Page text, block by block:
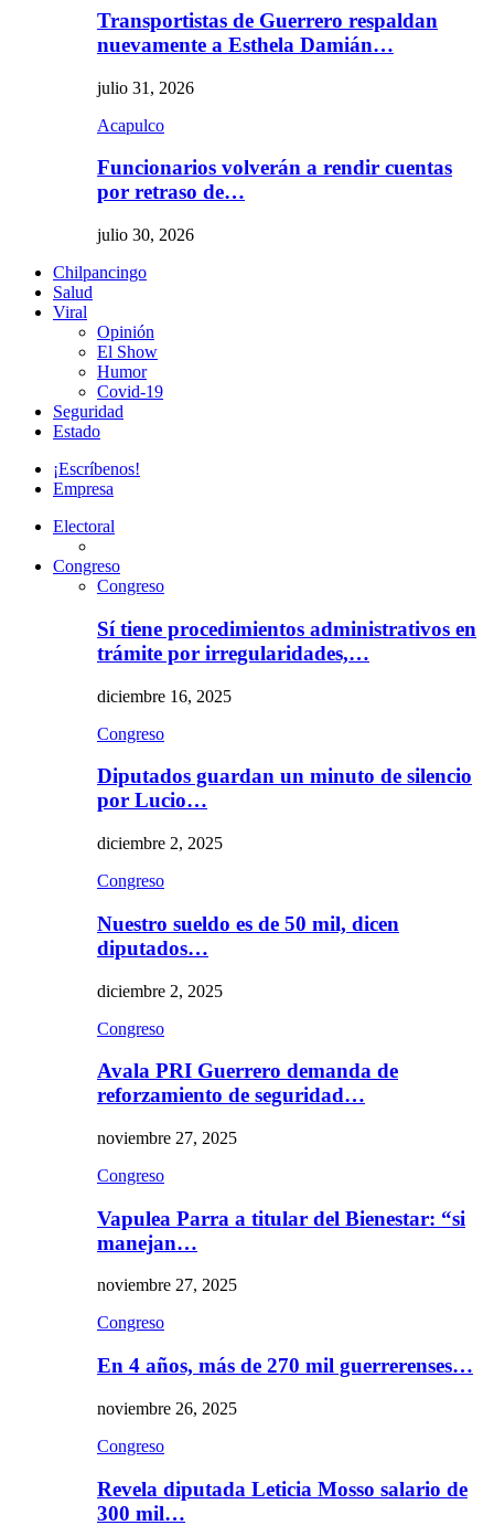
Transportistas de Guerrero respaldan
nuevamente a Esthela Damián…
julio 31, 2026
Acapulco
Funcionarios volverán a rendir cuentas
por retraso de…
julio 30, 2026
Chilpancingo
Salud
Viral
Opinión
El Show
Humor
Covid-19
Seguridad
Estado
¡Escríbenos!
Empresa
Electoral
Congreso
Congreso
Sí tiene procedimientos administrativos en
trámite por irregularidades,…
diciembre 16, 2025
Congreso
Diputados guardan un minuto de silencio
por Lucio…
diciembre 2, 2025
Congreso
Nuestro sueldo es de 50 mil, dicen
diputados…
diciembre 2, 2025
Congreso
Avala PRI Guerrero demanda de
reforzamiento de seguridad…
noviembre 27, 2025
Congreso
Vapulea Parra a titular del Bienestar: “si
manejan…
noviembre 27, 2025
Congreso
En 4 años, más de 270 mil guerrerenses…
noviembre 26, 2025
Congreso
Revela diputada Leticia Mosso salario de
300 mil…